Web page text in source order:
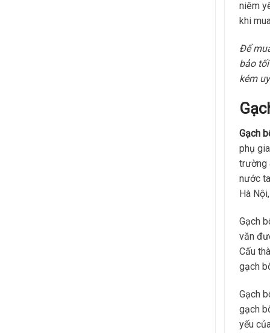
niêm
khi
Để
bảo
kém
Gạch
phụ
trường
nước
Hà
Gạch
văn
Cấu
gạch
Gạch
gạch
yếu